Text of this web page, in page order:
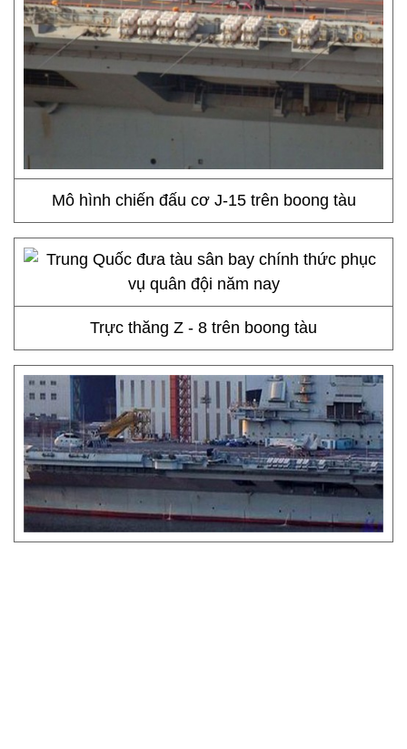
Mô hình chiến đấu cơ J-15 trên boong tàu
Trực thăng Z - 8 trên boong tàu